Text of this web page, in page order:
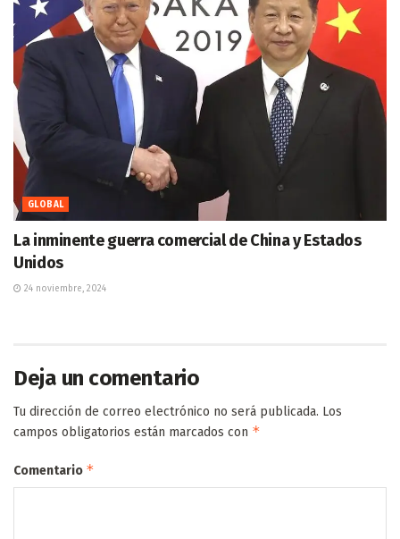
GLOBAL
La inminente guerra comercial de China y Estados
Unidos
24 noviembre, 2024
Deja un comentario
Tu dirección de correo electrónico no será publicada. Los
campos obligatorios están marcados con *
Comentario *